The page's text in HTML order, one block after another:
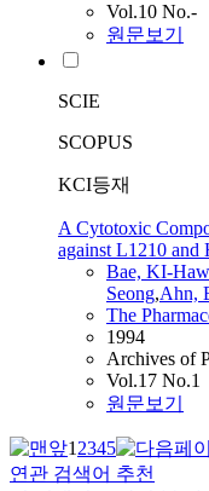
Vol.10 No.-
원문보기
SCIE
SCOPUS
KCI등재
A Cytotoxic
against L1210 and
Bae, KI-
Seong,Ahn,
The
1994
Archives of
Vol.17 No.1
원문보기
12345
연관 검색어 추천